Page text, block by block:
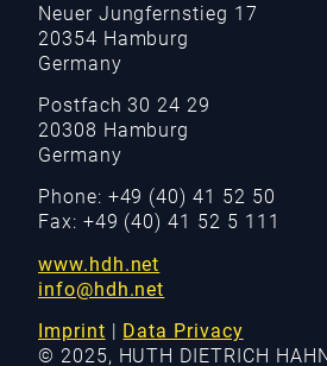
Neuer Jungfernstieg 17
20354 Hamburg
Germany
Postfach 30 24 29
20308 Hamburg
Germany
Phone: +49 (40) 41 52 50
Fax: +49 (40) 41 52 5 111
www.hdh.net
info@hdh.net
Imprint | Data Privacy
© 2025, HUTH DIETRICH